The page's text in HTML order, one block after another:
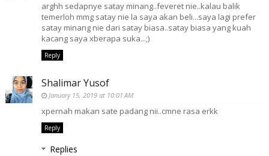
arghh sedapnye satay minang..feveret nie..kalau balik
temerloh mmg satay nie la saya akan beli...saya lagi prefer
satay minang nie dari satay biasa..satay biasa yang kuah
kacang saya xberapa suka...;)
Reply
Shalimar Yusof
January 15, 2019 at 10:01 AM
xpernah makan sate padang nii..cmne rasa erkk
Reply
Replies